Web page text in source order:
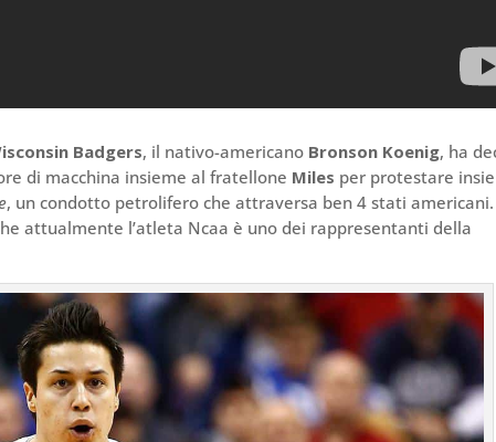
Badgers, il nativo-americano Bronson Koenig, ha
di macchina insieme al fratellone Miles per protestare
, un condotto petrolifero che attraversa ben 4 stati
attualmente l’atleta Ncaa è uno dei rappresentanti della